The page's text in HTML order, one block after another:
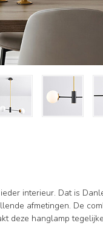
interieur. Dat is
afmetingen. De
deze hanglamp